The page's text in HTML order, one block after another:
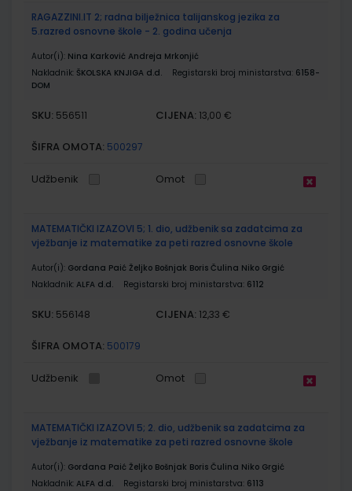
RAGAZZINI.IT 2; radna bilježnica talijanskog jezika za
5.razred osnovne škole - 2. godina učenja
Autor(i): Nina Karković Andreja Mrkonjić
Nakladnik: ŠKOLSKA KNJIGA d.d. Registarski broj ministarstva: 6158-
DOM
SKU: 556511 CIJENA: 13,00 €
ŠIFRA OMOTA: 500297
Udžbenik Omot
MATEMATIČKI IZAZOVI 5; 1. dio, udžbenik sa zadatcima za
vježbanje iz matematike za peti razred osnovne škole
Autor(i): Gordana Paić Željko Bošnjak Boris Čulina Niko Grgić
Nakladnik: ALFA d.d. Registarski broj ministarstva: 6112
SKU: 556148 CIJENA: 12,33 €
ŠIFRA OMOTA: 500179
Udžbenik Omot
MATEMATIČKI IZAZOVI 5; 2. dio, udžbenik sa zadatcima za
vježbanje iz matematike za peti razred osnovne škole
Autor(i): Gordana Paić Željko Bošnjak Boris Čulina Niko Grgić
Nakladnik: ALFA d.d. Registarski broj ministarstva: 6113